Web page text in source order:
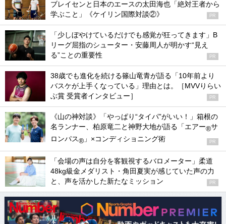
ブレイセンと日本のエースの太田海也「絶対王者から
学ぶこと」《ケイリン国際対談②》
PR
「少しぼやけているだけでも感覚が狂ってきます」B
リーグ屈指のシューター・安藤周人が明かす“見え
る”ことの重要性
PR
38歳でも進化を続ける篠山竜青が語る「10年前より
バスケが上手くなっている」理由とは。［MVVりらい
ぶ賞 受賞者インタビュー］
PR
《山の神対談》「やっぱり“タイパ”がいい！」箱根の
名ランナー、柏原竜二と神野大地が語る「エアー®サ
ロンパス® 」×コンディショニング術 PR
「会場の声は自分を客観視するバロメーター」柔道
48kg級金メダリスト・角田夏実が感じていた声の力
と、声を活かした新たなミッション
PR